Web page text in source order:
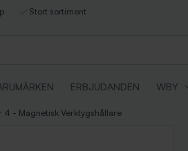
Stort sortiment
ERBJUDANDEN WBY
4 - Magnetisk Verktygshållare